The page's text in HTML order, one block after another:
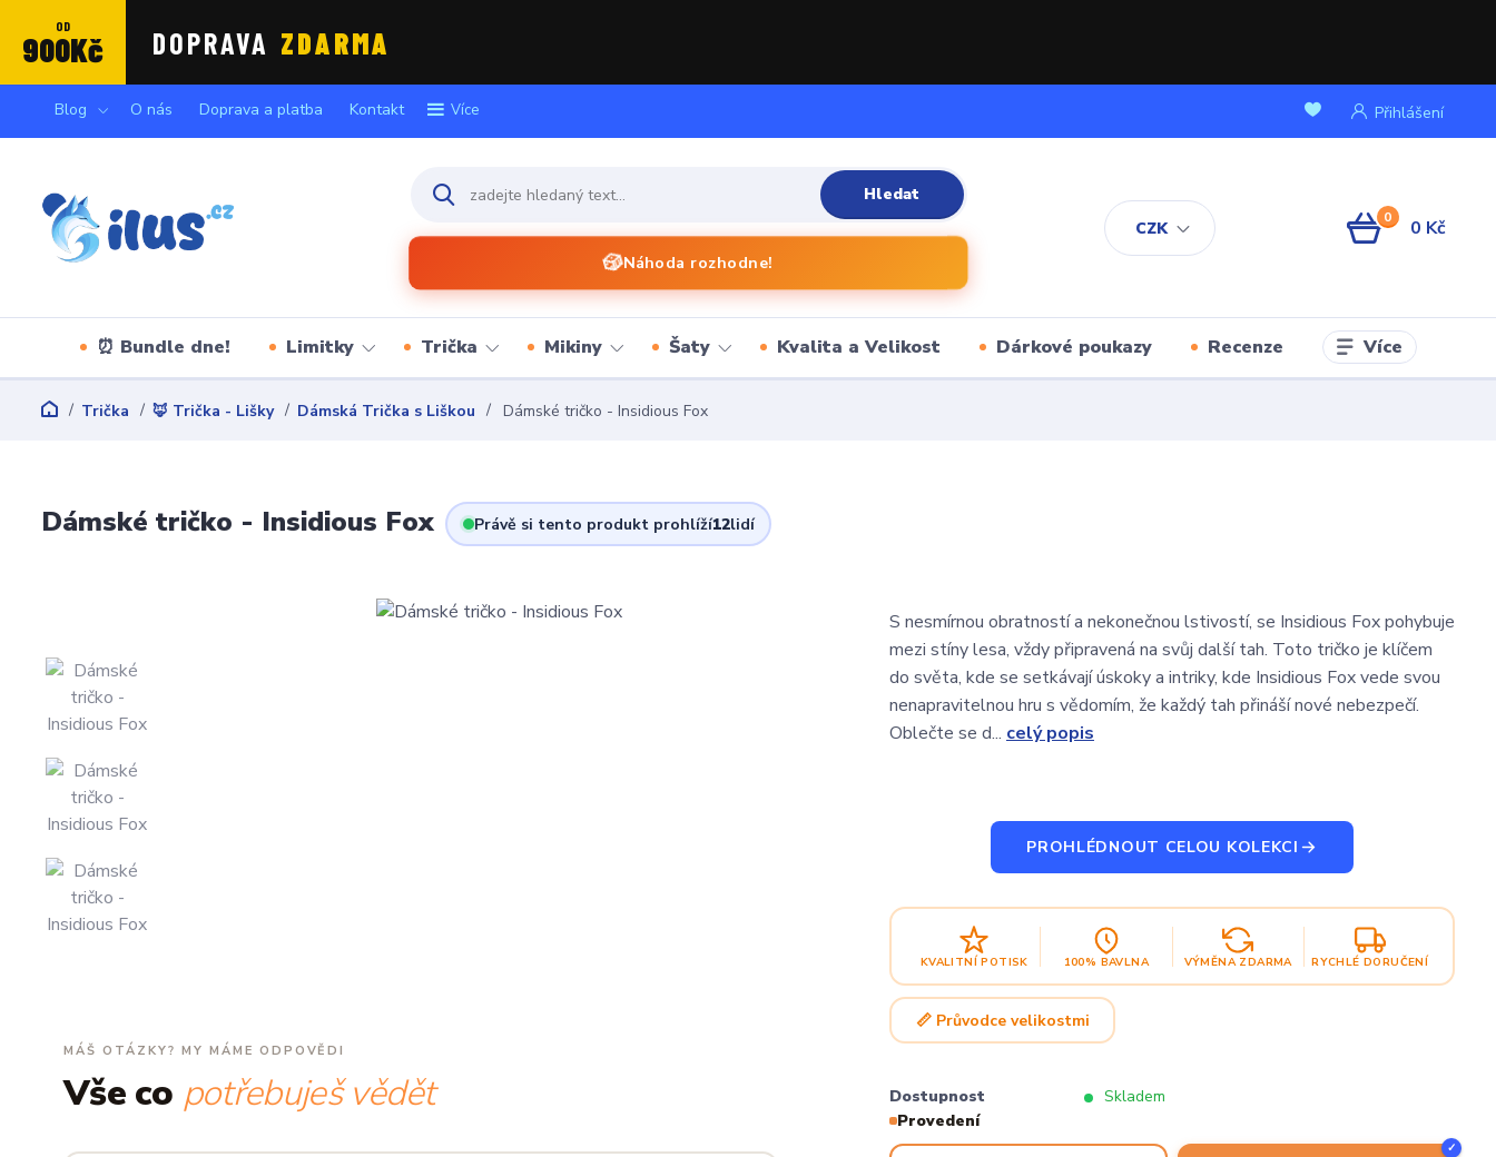
OD
900Kč DOPRAVA ZDARMA
Blog O nás Doprava a platba Kontakt Více
CZK
Přihlášení
Hledat
🎲Náhoda rozhodne!
0 0 Kč
⏰ Bundle dne! Limitky Trička Mikiny Šaty Kvalita a Velikost Dárkové poukazy Recenze Více
Trička 🦊 Trička - Lišky Dámská Trička s Liškou Dámské tričko - Insidious Fox
Dámské tričko - Insidious Fox Právě si tento produkt prohlíží12lidí
MÁŠ OTÁZKY? MY MÁME ODPOVĚDI
Vše co potřebuješ vědět
S nesmírnou obratností a nekonečnou lstivostí, se Insidious Fox pohybuje
mezi stíny lesa, vždy připravená na svůj další tah. Toto tričko je klíčem
do světa, kde se setkávají úskoky a intriky, kde Insidious Fox vede svou
nenapravitelnou hru s vědomím, že každý tah přináší nové nebezpečí.
Oblečte se d... celý popis
PROHLÉDNOUT CELOU KOLEKCI
KVALITNÍ POTISK 100% BAVLNA VÝMĚNA ZDARMA RYCHLÉ DORUČENÍ
📏 Průvodce velikostmi
Dostupnost
Skladem
Provedení
✓